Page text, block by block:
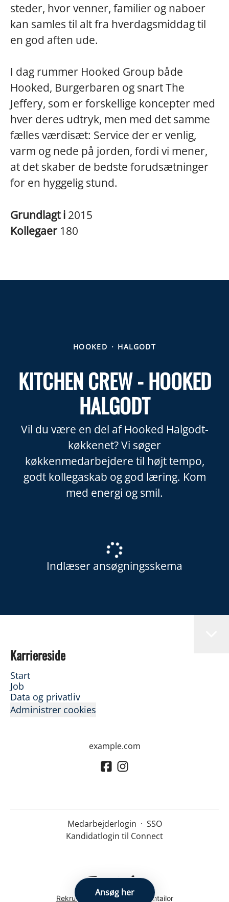
steder, hvor venner, familier og naboer
kan samles til alt fra hverdagsmiddag til
en god aften ude.
I dag rummer Hooked Group både
Hooked, Burgerbaren og snart The
Jeffery, som er forskellige koncepter med
hver deres udtryk, men med det samme
fælles værdisæt: Service der ervenlig,
varm og nede på jorden, fordi vi mener,
at det skaber de bedste forudsætninger
for en hyggelig stund.
Grundlagt i 2015
Kollegaer 180
Ansøg her
HOOKED · HALGODT
KITCHEN CREW - HOOKED
HALGODT
Vil du være en del af Hooked Halgodt-
køkkenet? Vi søger
køkkenmedarbejdere til højt tempo,
godt kollegaskab og god læring. Kom
med energi og smil.
Indlæser ansøgningsskema
Karriereside
Start
Job
Data og privatliv
Administrer cookies
example.com
Medarbejderlogin · SSO
Kandidatlogin til Connect
Rekrutteringssystemfra Teamtailor